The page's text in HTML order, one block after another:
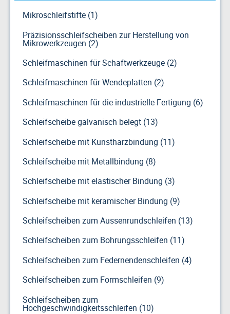
Mikroschleifstifte (1)
Präzisionsschleifscheiben zur Herstellung von
Mikrowerkzeugen (2)
Schleifmaschinen für Schaftwerkzeuge (2)
Schleifmaschinen für Wendeplatten (2)
Schleifmaschinen für die industrielle Fertigung (6)
Schleifscheibe galvanisch belegt (13)
Schleifscheibe mit Kunstharzbindung (11)
Schleifscheibe mit Metallbindung (8)
Schleifscheibe mit elastischer Bindung (3)
Schleifscheibe mit keramischer Bindung (9)
Schleifscheiben zum Aussenrundschleifen (13)
Schleifscheiben zum Bohrungsschleifen (11)
Schleifscheiben zum Federnendenschleifen (4)
Schleifscheiben zum Formschleifen (9)
Schleifscheiben zum
Hochgeschwindigkeitsschleifen (10)